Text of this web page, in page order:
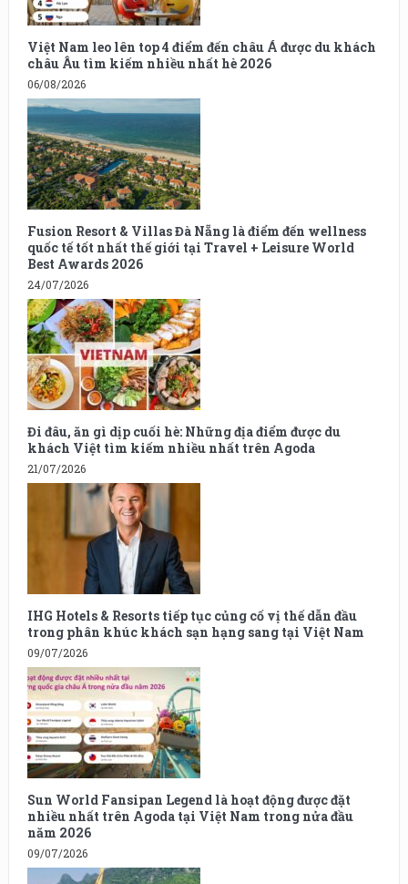
Việt Nam leo lên top 4 điểm đến châu Á được du khách
châu Âu tìm kiếm nhiều nhất hè 2026
06/08/2026
Fusion Resort & Villas Đà Nẵng là điểm đến wellness
quốc tế tốt nhất thế giới tại Travel + Leisure World
Best Awards 2026
24/07/2026
Đi đâu, ăn gì dịp cuối hè: Những địa điểm được du
khách Việt tìm kiếm nhiều nhất trên Agoda
21/07/2026
IHG Hotels & Resorts tiếp tục củng cố vị thế dẫn đầu
trong phân khúc khách sạn hạng sang tại Việt Nam
09/07/2026
Sun World Fansipan Legend là hoạt động được đặt
nhiều nhất trên Agoda tại Việt Nam trong nửa đầu
năm 2026
09/07/2026